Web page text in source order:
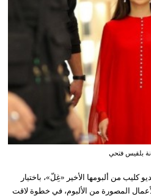
بلقيس فتحي
كليب من ألبومها الأخير «غِلّ»، باختيار
المصورة من الألبوم، في خطوة لاقت